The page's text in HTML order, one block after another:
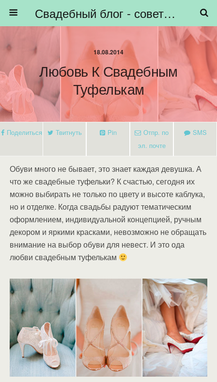
Свадебный блог - советы невестам, подготовка к свадьбе - HiBride
18.08.2014
Любовь К Свадебным
Туфелькам
Поделиться Твитнуть Pin
Отпр. по
эл. почте
SMS
Обуви много не бывает, это знает каждая девушка. А
что же свадебные туфельки? К счастью, сегодня их
можно выбирать не только по цвету и высоте каблука,
но и отделке. Когда свадьбы радуют тематическим
оформлением, индивидуальной концепцией, ручным
декором и яркими красками, невозможно не обращать
внимание на выбор обуви для невест. И это ода
любви свадебным туфелькам